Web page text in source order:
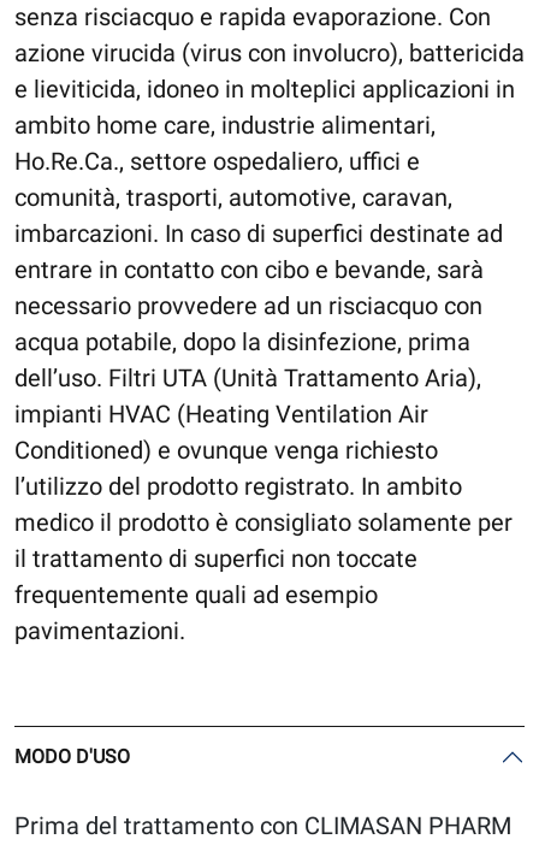
senza risciacquo e rapida evaporazione. Con
azione virucida (virus con involucro), battericida
e lieviticida, idoneo in molteplici applicazioni in
ambito home care, industrie alimentari,
Ho.Re.Ca., settore ospedaliero, uffici e
comunità, trasporti, automotive, caravan,
imbarcazioni. In caso di superfici destinate ad
entrare in contatto con cibo e bevande, sarà
necessario provvedere ad un risciacquo con
acqua potabile, dopo la disinfezione, prima
dell’uso. Filtri UTA (Unità Trattamento Aria),
impianti HVAC (Heating Ventilation Air
Conditioned) e ovunque venga richiesto
l’utilizzo del prodotto registrato. In ambito
medico il prodotto è consigliato solamente per
il trattamento di superfici non toccate
frequentemente quali ad esempio
pavimentazioni.
MODO D'USO
Prima del trattamento con CLIMASAN PHARM